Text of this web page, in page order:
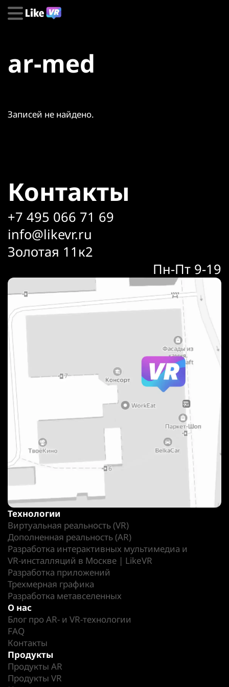
ar-med
Записей не найдено.
Контакты
+7 495 066 71 69
info@likevr.ru
Золотая 11к2
Пн-Пт 9-19
Технологии
Виртуальная реальность (VR)
Дополненная реальность (AR)
Разработка интерактивных мультимедиа и
VR-инсталляций в Москве | LikeVR
Разработка приложений
Трехмерная графика
Разработка метавселенных
О нас
Блог про AR- и VR-технологии
FAQ
Контакты
Продукты
Продукты AR
Продукты VR